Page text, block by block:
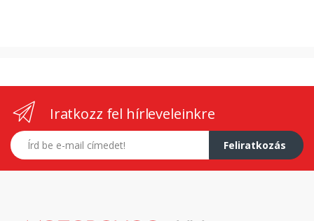
Iratkozz fel hírleveleinkre
E-mail címed
Feliratkozás